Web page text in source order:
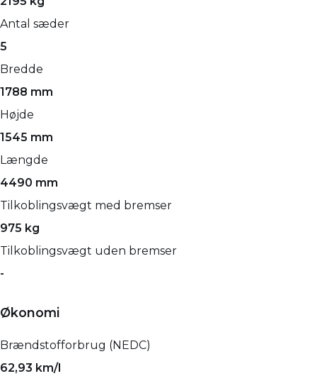
Antal sæder
5
Bredde
1788 mm
Højde
1545 mm
Længde
4490 mm
Tilkoblingsvægt med bremser
975 kg
Tilkoblingsvægt uden bremser
-
Økonomi
Brændstofforbrug (NEDC)
62,93 km/l